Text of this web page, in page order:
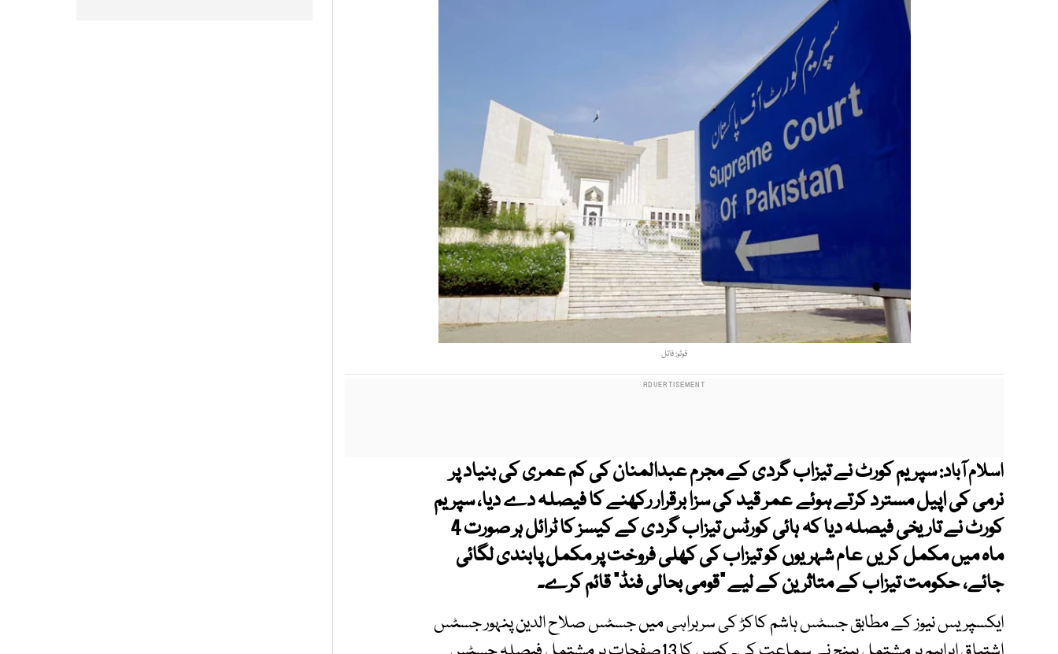
فوٹو: فائل
اسلام آباد:سپریم کورٹ نے تیزاب گردی کے مجرم عبدالمنان کی کم عمری کی بنیاد پر
نرمی کی اپیل مسترد کرتے ہوئے عمر قید کی سزا برقرار رکھنے کا فیصلہ دے دیا، سپریم
کورٹ نے تاریخی فیصلہ دیا کہ ہائی کورٹس تیزاب گردی کے کیسز کا ٹرائل ہر صورت 4
ماہ میں مکمل کریں عام شہریوں کو تیزاب کی کھلی فروخت پر مکمل پابندی لگائی
جائے، حکومت تیزاب کے متاثرین کے لیے "قومی بحالی فنڈ" قائم کرے۔
ایکسپریس نیوز کے مطابق جسٹس ہاشم کاکڑ کی سربراہی میں جسٹس صلاح الدین پنہور جسٹس